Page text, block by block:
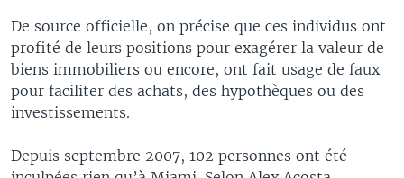
De source officielle, on précise que ces individus ont
profité de leurs positions pour exagérer la valeur de
biens immobiliers ou encore, ont fait usage de faux
pour faciliter des achats, des hypothèques ou des
investissements.
Depuis septembre 2007, 102 personnes ont été